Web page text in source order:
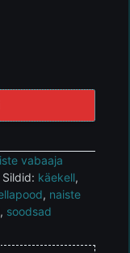
vabaaja
Sildid: käekell,
, naiste
, soodsad